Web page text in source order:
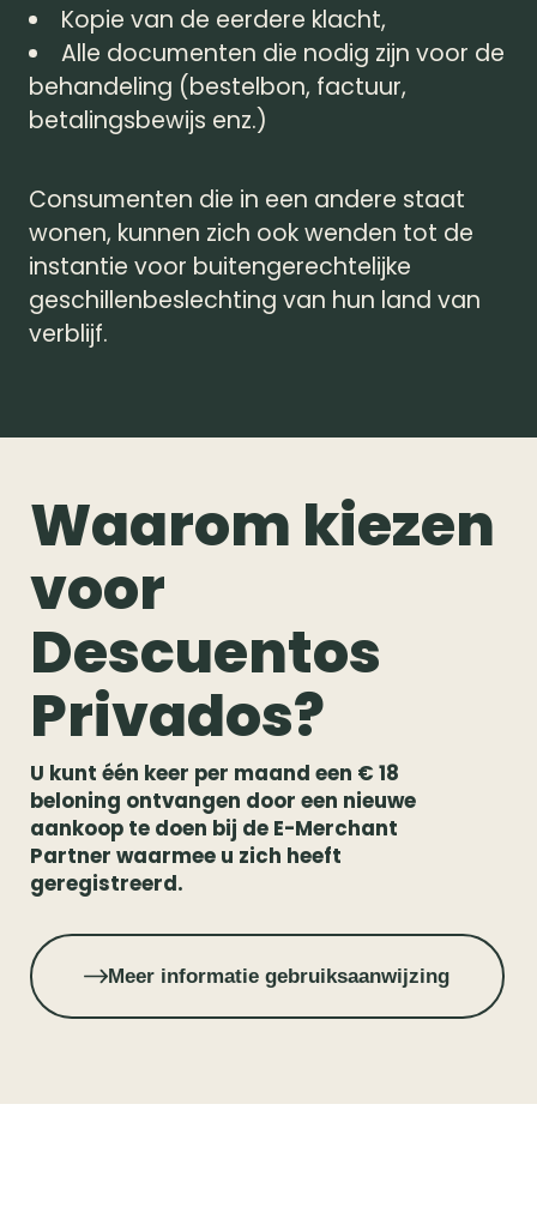
Kopie van de eerdere klacht,
Alle documenten die nodig zijn voor de
behandeling (bestelbon, factuur,
betalingsbewijs enz.)
Consumenten die in een andere staat
wonen, kunnen zich ook wenden tot de
instantie voor buitengerechtelijke
geschillenbeslechting van hun land van
verblijf.
Waarom kiezen
voor
Descuentos
Privados?
U kunt één keer per maand een € 18
beloning ontvangen door een nieuwe
aankoop te doen bij de E-Merchant
Partner waarmee u zich heeft
geregistreerd.
Meer informatie gebruiksaanwijzing